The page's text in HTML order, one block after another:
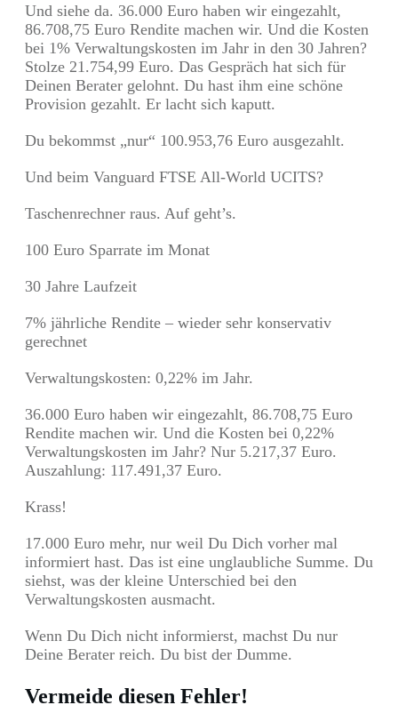
Und siehe da. 36.000 Euro haben wir eingezahlt,
86.708,75 Euro Rendite machen wir. Und die Kosten
bei 1% Verwaltungskosten im Jahr in den 30 Jahren?
Stolze 21.754,99 Euro. Das Gespräch hat sich für
Deinen Berater gelohnt. Du hast ihm eine schöne
Provision gezahlt. Er lacht sich kaputt.
Du bekommst „nur“ 100.953,76 Euro ausgezahlt.
Und beim Vanguard FTSE All-World UCITS?
Taschenrechner raus. Auf geht’s.
100 Euro Sparrate im Monat
30 Jahre Laufzeit
7% jährliche Rendite – wieder sehr konservativ
gerechnet
Verwaltungskosten: 0,22% im Jahr.
36.000 Euro haben wir eingezahlt, 86.708,75 Euro
Rendite machen wir. Und die Kosten bei 0,22%
Verwaltungskosten im Jahr? Nur 5.217,37 Euro.
Auszahlung: 117.491,37 Euro.
Krass!
17.000 Euro mehr, nur weil Du Dich vorher mal
informiert hast. Das ist eine unglaubliche Summe. Du
siehst, was der kleine Unterschied bei den
Verwaltungskosten ausmacht.
Wenn Du Dich nicht informierst, machst Du nur
Deine Berater reich. Du bist der Dumme.
Vermeide diesen Fehler!